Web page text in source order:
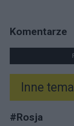
Komentarze
Inne
#Rosja